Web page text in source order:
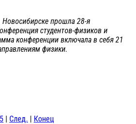
Новосибирске прошла 28-я
студентов-физиков и
конференции включала в себя 21
физики.
5 | След. | Конец